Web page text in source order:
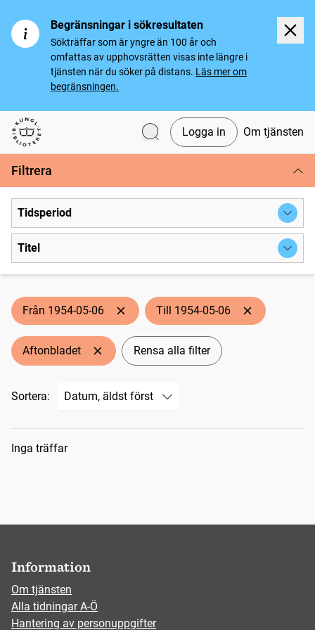
Begränsningar i sökresultaten
Sökträffar som är yngre än 100 år och
omfattas av upphovsrätten visas inte längre i
tjänsten när du söker på distans. Läs mer om
begränsningen.
Svenska tidningar
Logga in Om tjänsten
Filtrera
Tidsperiod
Titel
Från 1954-05-06 Till 1954-05-06
Aftonbladet Rensa alla filter
Sortera:
Sökresultat
Inga träffar
Information
Om tjänsten
Alla tidningar A-Ö
Hantering av personuppgifter